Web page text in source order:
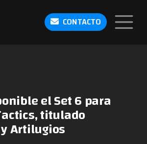
CONTACTO
el Set 6 para
titulado
Artilugios